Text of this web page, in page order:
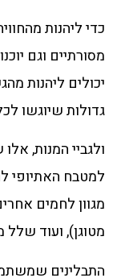
כדי ליהנות
מסורתיים וגם
יכולים ליהנות
גדולות שיוגשו
ולגביי המנות,
למטבח האתיופי
מגוון לחמים
מטוגן), ועוד
התבלינים